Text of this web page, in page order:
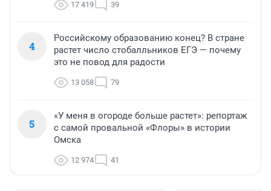
17 419 39
4
Российскому образованию конец? В стране
растет число стобалльников ЕГЭ — почему
это не повод для радости
13 058 79
5
«У меня в огороде больше растет»: репортаж
с самой провальной «Флоры» в истории
Омска
12 974 41